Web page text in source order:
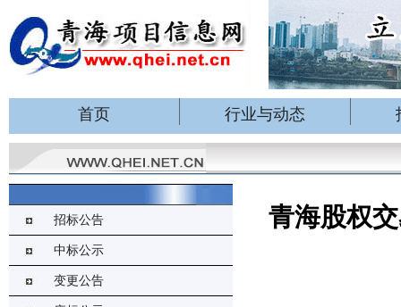
首页 行业与动态
招标公告
中标公示
变更公告
青海股权